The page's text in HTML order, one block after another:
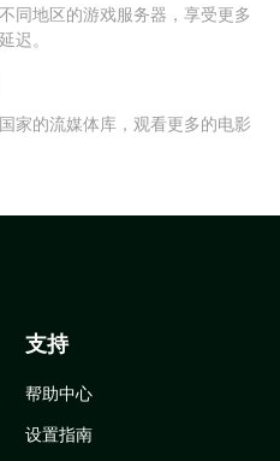
同地区的游戏服务器，享受更多
迟。
家的流媒体库，观看更多的电影
支持
帮助中心
设置指南